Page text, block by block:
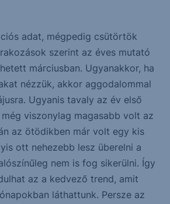
adat, mégpedig csütörtök
szerint az éves mutató
márciusban. Ugyanakkor, ha
nézzük, akkor aggodalommal
Ugyanis tavaly az év első
viszonylag magasabb volt az
az ötödikben már volt egy kis
ott nehezebb lesz überelni a
nem is fog sikerülni. Így
az a kedvező trend, amit
láthattunk. Persze az